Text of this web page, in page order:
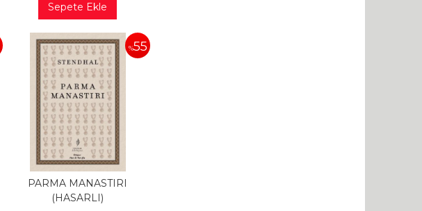
Sepete Ekle
%55
PARMA MANASTIRI
(HASARLI)